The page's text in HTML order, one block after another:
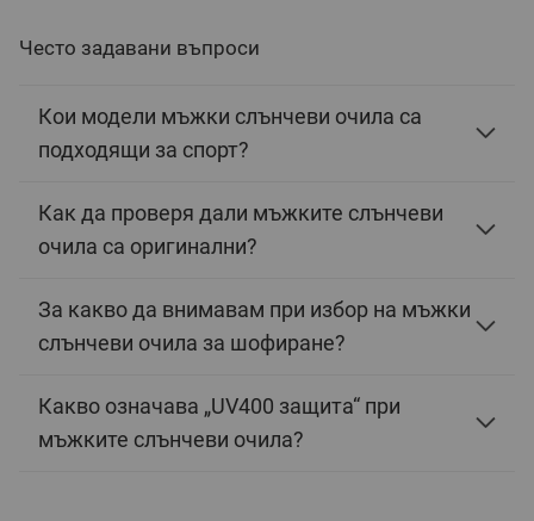
Често задавани въпроси
Кои модели мъжки слънчеви очила са
подходящи за спорт?
Как да проверя дали мъжките слънчеви
очила са оригинални?
За какво да внимавам при избор на мъжки
слънчеви очила за шофиране?
Какво означава „UV400 защита“ при
мъжките слънчеви очила?